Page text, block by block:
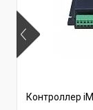
Контроллер